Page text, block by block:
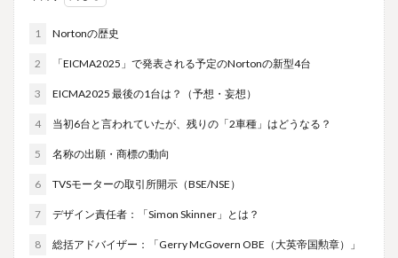
1 Nortonの歴史
2 「EICMA2025」で発表される予定のNortonの新型4台
3 EICMA2025 最後の1台は？（予想・妄想）
4 当初6台と言われていたが、残りの「2車種」はどうなる？
5 名称の出願・商標の動向
6 TVSモーターの取引所開示（BSE/NSE）
7 デザイン責任者：「Simon Skinner」とは？
8
総括アドバイザー：「Gerry McGovern OBE（大英帝国勲章）」